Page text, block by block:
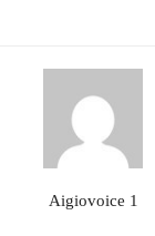
Aigiovoice 1